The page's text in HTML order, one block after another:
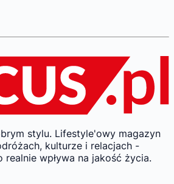
stylu. Lifestyle'owy magazyn
kulturze i relacjach -
wpływa na jakość życia.